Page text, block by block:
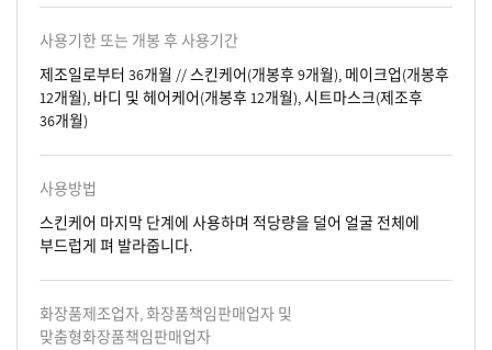
사용기한 또는 개봉 후 사용기간
제조일로부터 36개월 // 스킨케어(개봉후 9개월), 메이크업(개봉후
12개월), 바디 및 헤어케어(개봉후 12개월), 시트마스크(제조후
36개월)
사용방법
스킨케어 마지막 단계에 사용하며 적당량을 덜어 얼굴 전체에
부드럽게 펴 발라줍니다.
화장품제조업자, 화장품책임판매업자 및
맞춤형화장품책임판매업자